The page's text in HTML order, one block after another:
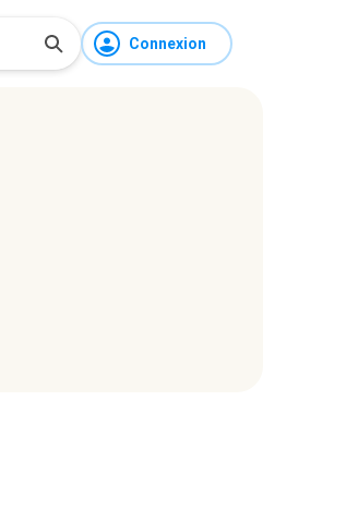
Connexion